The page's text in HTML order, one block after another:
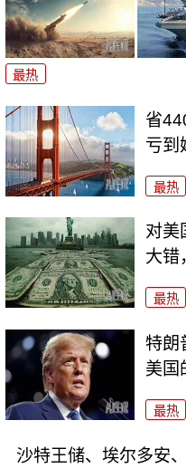
最热
省
亏到
最热
对美
大错
最热
特朗
美国
最热
沙特王储、埃尔多安